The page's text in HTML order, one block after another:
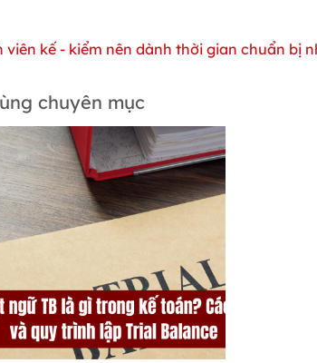
viên kế - kiểm nên dành thời gian chuẩn bị
chuyên mục